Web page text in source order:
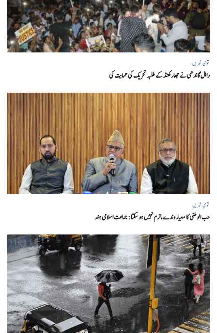
قومی خبریں
راہل گاندھی نے جھارکھنڈ کے طلبہ تحریک کی حمایت کی
قومی خبریں
حب الوطنی کا معیار وندے ماترم نہیں ہو سکتا : جماعت اسلامی ہند